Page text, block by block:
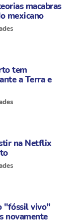
macabras
mexicano
tem
a Terra e
na Netflix
"fóssil vivo"
novamente